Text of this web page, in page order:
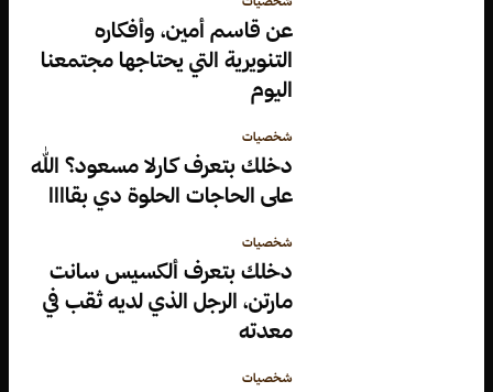
عن قاسم أمين، وأفكاره
التنويرية التي يحتاجها مجتمعنا
اليوم
شخصيات
دخلك بتعرف كارلا مسعود؟ الله
على الحاجات الحلوة دي بقاااا
شخصيات
دخلك بتعرف ألكسيس سانت
مارتن، الرجل الذي لديه ثقب في
معدته
شخصيات